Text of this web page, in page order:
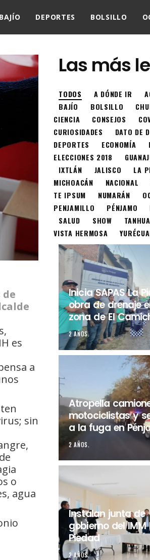
BAJÍO DEPORTES BOLSILLO
es
a
sin
o
agua
Las más
TODOS A DÓNDE IR
BAJÍO
BOLSILLO
CIENCIA
CONSEJOS
CURIOSIDADES
DATO DE
DEPORTES
ECONOMÍA
ELECCIONES 2018
IXTLÁN
JALISCO LA
MICHOACÁN
NACIONAL
TE IPSUM
NUMARÁN
PENJAMILLO
PÉNJAMO
SALUD
SHOW
VISTA HERMOSA
Inicia SAPAS La
obra de drenaje
zona de El
2 AÑOS.
Atropella
motociclistas y
a la fuga en
2 AÑOS.
Instalan junta de
gobierno del IMM
Piedad
2 AÑOS.